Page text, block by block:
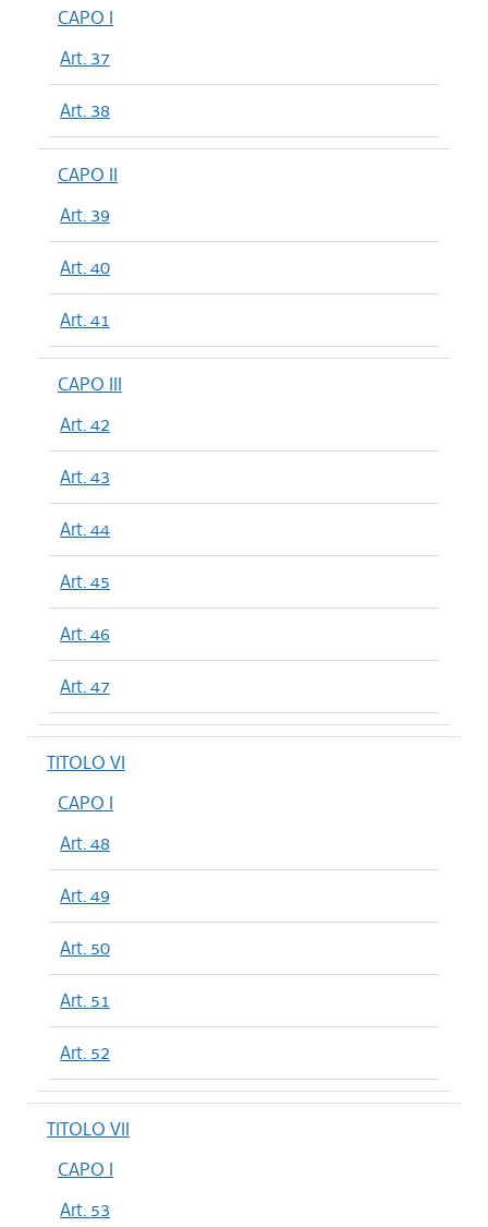
CAPO I
Art. 37
Art. 38
CAPO II
Art. 39
Art. 40
Art. 41
CAPO III
Art. 42
Art. 43
Art. 44
Art. 45
Art. 46
Art. 47
TITOLO VI
CAPO I
Art. 48
Art. 49
Art. 50
Art. 51
Art. 52
TITOLO VII
CAPO I
Art. 53